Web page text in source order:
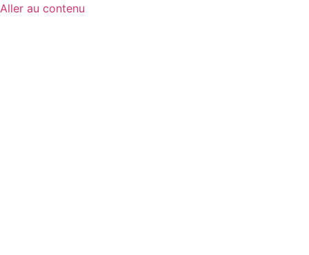
Aller au contenu